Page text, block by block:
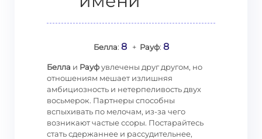
Белла: 8+ Рауф: 8
Белла и Рауфувлечены друг другом, но
отношениям мешает излишняя
амбициозность и нетерпеливость двух
восьмерок. Партнеры способны
вспыхивать по мелочам, из-за чего
возникают частые ссоры. Постарайтесь
стать сдержаннее и рассудительнее,